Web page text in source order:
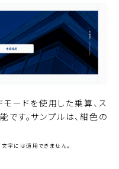
モードを使用した乗算、ス
す。サンプルは、紺色の
字には適用できません。